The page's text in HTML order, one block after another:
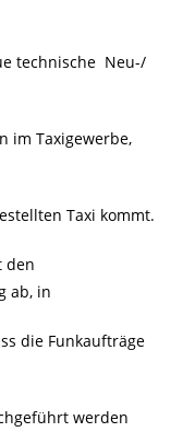
technische Neu-/
im Taxigewerbe,
Taxi kommt.
den
ab, in
die Funkaufträge
werden